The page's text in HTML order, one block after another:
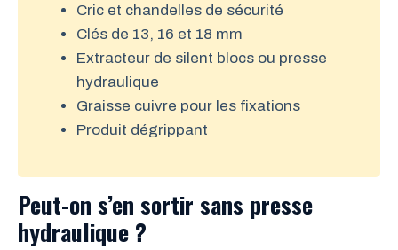
Cric et chandelles de sécurité
Clés de 13, 16 et 18 mm
Extracteur de silent blocs ou presse
hydraulique
Graisse cuivre pour les fixations
Produit dégrippant
Peut-on s’en sortir sans presse
hydraulique ?